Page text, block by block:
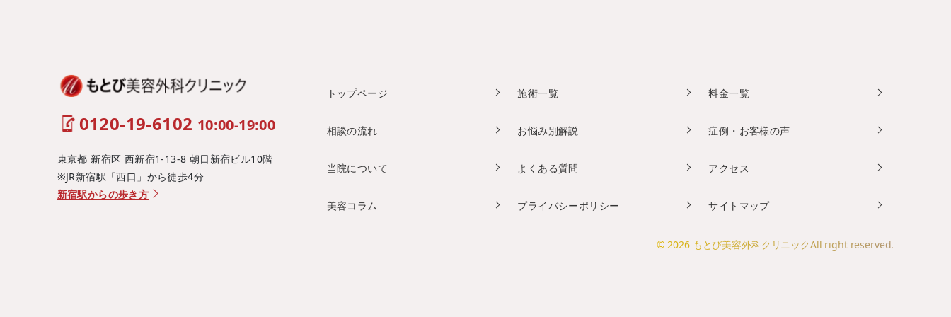
0120-19-6102 10:00-19:00
東京都 新宿区 西新宿1-13-8 朝日新宿ビル10階
※JR新宿駅「西口」から徒歩4分
新宿駅からの歩き方
トップページ 施術一覧 料金一覧
相談の流れ お悩み別解説 症例・お客様の声
当院について よくある質問 アクセス
美容コラム プライバシーポリシー サイトマップ
© 2026 もとび美容外科クリニックAll right reserved.